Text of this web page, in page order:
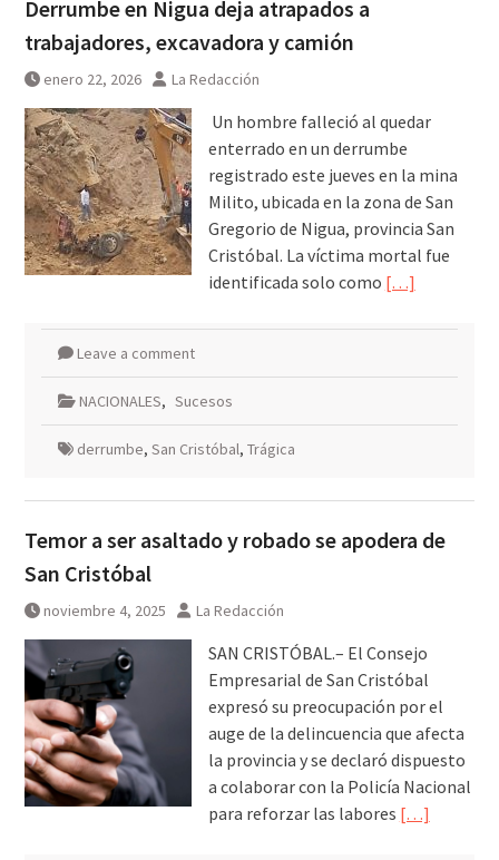
Derrumbe en Nigua deja atrapados a
trabajadores, excavadora y camión
enero 22, 2026 La Redacción
Un hombre falleció al quedar
enterrado en un derrumbe
registrado este jueves en la mina
Milito, ubicada en la zona de San
Gregorio de Nigua, provincia San
Cristóbal. La víctima mortal fue
identificada solo como […]
Leave a comment
NACIONALES, Sucesos
derrumbe, San Cristóbal, Trágica
Temor a ser asaltado y robado se apodera de
San Cristóbal
noviembre 4, 2025 La Redacción
SAN CRISTÓBAL.– El Consejo
Empresarial de San Cristóbal
expresó su preocupación por el
auge de la delincuencia que afecta
la provincia y se declaró dispuesto
a colaborar con la Policía Nacional
para reforzar las labores […]